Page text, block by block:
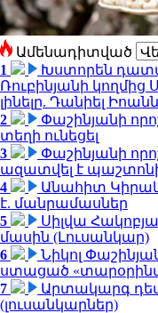
Ամենադիտված
1
Խստորեն
Ռուբինյանի կողմից
լինելը. Դանիել
2
Փաշինյանի
տեղի ունեցել
3
Փաշինյանի
ազատվել է
4
Անահիտ
է. մանրամասներ
5
Սիլվա
մասին (Լուսանկար)
6
Նիկոլ
ստացած
7
Արտակարգ
(լուսանկարներ)